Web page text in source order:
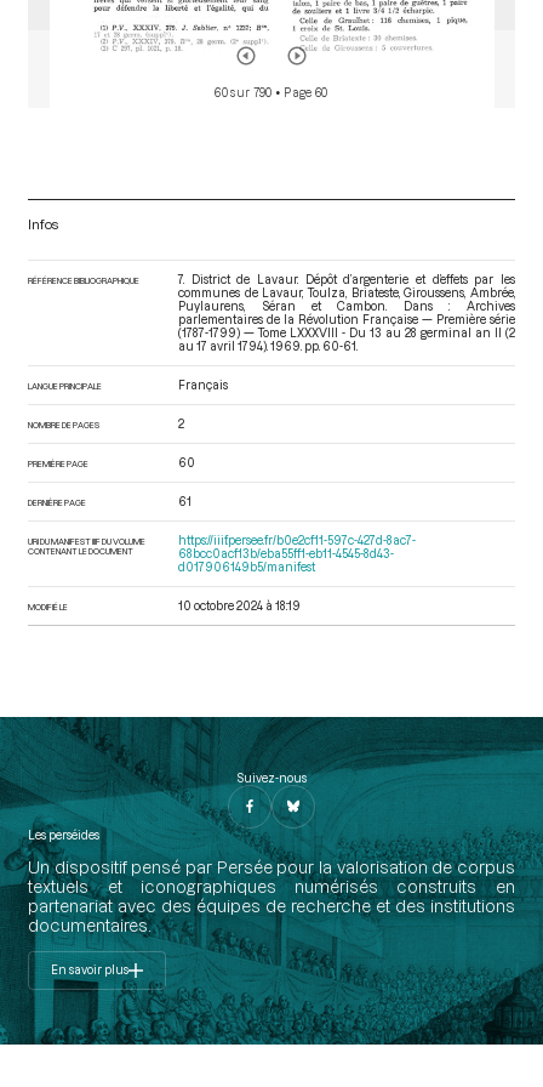
60 sur 790 • Page 60
Infos
RÉFÉRENCE BIBLIOGRAPHIQUE
7. District de Lavaur. Dépôt d’argenterie et d’effets par les
communes de Lavaur, Toulza, Briateste, Giroussens, Ambrée,
Puylaurens, Séran et Cambon. Dans : Archives
parlementaires de la Révolution Française — Première série
(1787-1799) — Tome LXXXVIII - Du 13 au 28 germinal an II (2
au 17 avril 1794) . 1969. pp. 60-61.
LANGUE PRINCIPALE Français
NOMBRE DE PAGES 2
PREMIÈRE PAGE 60
DERNIÈRE PAGE 61
URI DU MANIFEST IIIF DU VOLUME
CONTENANT LE DOCUMENT
https://iiif.persee.fr/b0e2cf11-597c-427d-8ac7-
68bcc0acf13b/eba55ff1-eb11-4545-8d43-
d017906149b5/manifest
MODIFIÉ LE 10 octobre 2024 à 18:19
Suivez-nous
Les perséides
Un dispositif pensé par Persée pour la valorisation de corpus
textuels et iconographiques numérisés construits en
partenariat avec des équipes de recherche et des institutions
documentaires.
En savoir plus